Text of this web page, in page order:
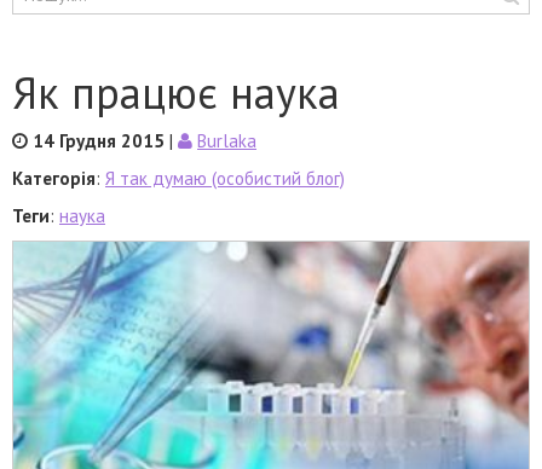
Як працює наука
14 Грудня 2015 |
Burlaka
Категорія: Я так думаю (особистий блог)
Теги: наука